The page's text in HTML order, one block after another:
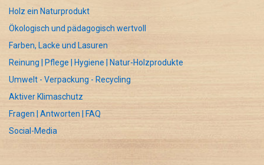
Holz ein Naturprodukt
Ökologisch und pädagogisch wertvoll
Farben, Lacke und Lasuren
Reinung | Pflege | Hygiene | Natur-Holzprodukte
Umwelt - Verpackung - Recycling
Aktiver Klimaschutz
Fragen | Antworten | FAQ
Social-Media